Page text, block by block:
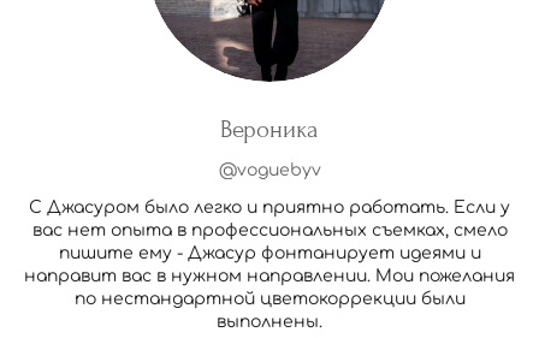
Вероника
@voguebyv
С Джасуром было легко и приятно работать. Если у
вас нет опыта в профессиональных съемках, смело
пишите ему - Джасур фонтанирует идеями и
направит вас в нужном направлении. Мои пожелания
по нестандартной цветокоррекции были
выполнены.